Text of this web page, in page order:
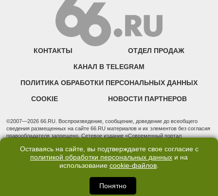
КОНТАКТЫ ОТДЕЛ ПРОДАЖ
КАНАЛ В TELEGRAM
ПОЛИТИКА ОБРАБОТКИ ПЕРСОНАЛЬНЫХ ДАННЫХ
COOKIE НОВОСТИ ПАРТНЕРОВ
©2007—2026 66.RU. Воспроизведение, сообщение, доведение до всеобщего
сведения размещенных на сайте 66.RU материалов и их элементов без согласия
правообладателя запрещено. Сетевое издание «Современный портал
надзору в сфере связи, информационных технологий и массовых коммуникаций
(Роскомнадзор). Регистрационный номер ЭЛ № ФС 77 - 76634 от 02.09.2019
Учредитель: Общество с ограниченной ответственностью "66.ру". Юридический
3, оф. 7015 Фактический адрес редакции и отдела продаж: 620014, Свердловская
обл., г. Екатеринбург, ул. Бориса Ельцина, д. 3, оф. 7015, +7 (343) 288-50-66
info@news.66.ru Главный редактор: Шлыков Дмитрий Владимирович
Оставаясь на сайте, вы подтверждаете свое согласие с
политикой обработки персональных данных и на
использование cookie-файлов.
Понятно